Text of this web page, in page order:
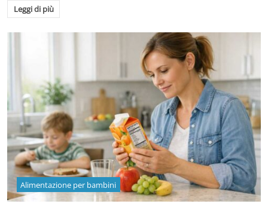
Leggi di più
Alimentazione per bambini